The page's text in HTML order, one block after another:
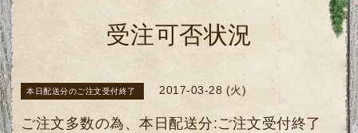
受注可否状況
本日配送分のご注文受付終了 2017-03-28 (火)
ご注文多数の為、本日配送分:ご注文受付終了